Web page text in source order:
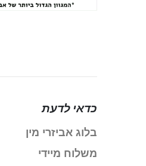
כדאי לדעת
בלוג אביזרי מין
משלוח מיידי